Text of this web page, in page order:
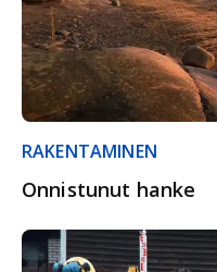
RAKENTAMINEN
Onnistunut hanke